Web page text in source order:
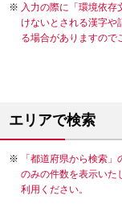
入力の際に「環境依
けないとされる漢字や
る場合がありますので
エリアで検索
「都道府県から検索
のみの件数を表示いた
利用ください。